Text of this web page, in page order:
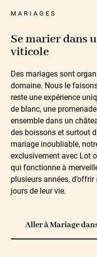
MARIAGES
Se marier dans
viticole
Des mariages sont
domaine. Nous le
reste une expérience
de blanc, une
ensemble dans un
des boissons et surtout
mariage inoubliable,
exclusivement avec Lot
qui fonctionne à
plusieurs années,
jours de leur vie.
Aller à Mariage